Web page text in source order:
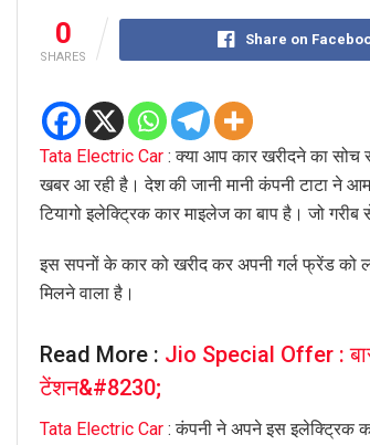
0
SHARES
Share on
Tata Electric Car : क्या आप कार खरीदने का
खबर आ रही है। देश की जानी मानी कंपनी टाटा ने
टियागो इलेक्ट्रिक कार माइलेज का बाप है। जो
इस सपनों के कार को खरीद कर अपनी गर्ल फ्रेंड को
मिलने वाला है।
Read More : Jio Special Offer :
टेंशन&#8230;
Tata Electric Car : कंपनी ने अपने इस इलेक्ट्रिक